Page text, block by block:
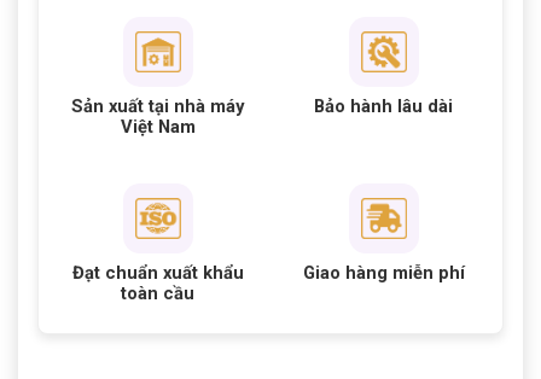
Sản xuất tại nhà máy
Việt Nam
Bảo hành lâu dài
Đạt chuẩn xuất khẩu
toàn cầu
Giao hàng miễn phí